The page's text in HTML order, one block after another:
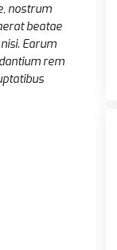
nostrum
beatae
Earum
rem